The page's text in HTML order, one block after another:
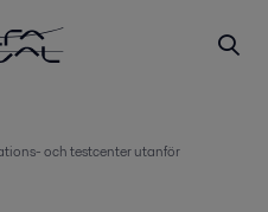
och testcenter utanför